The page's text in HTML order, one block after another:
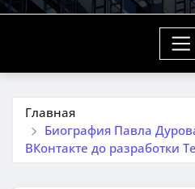
Главная
Биография Павла
ВКонтакте до разработки